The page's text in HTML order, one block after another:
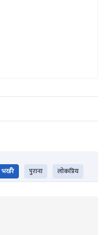
भर्खरै पुराना लोकप्रिय